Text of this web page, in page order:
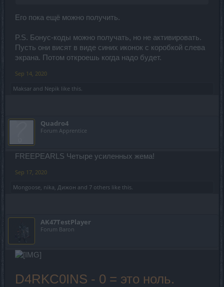
Его пока ещё можно получить.
P.S. Бонус-коды можно получать, но не активировать.
Пусть они висят в виде синих иконок с коробкой слева
экрана. Потом откроешь когда надо будет.
Sep 14, 2020
Maksar and Nepik like this.
Quadro4
Forum Apprentice
FREEPEARLS Четыре усиленных жема!
Sep 17, 2020
Mongoose nika Дижон and 7 others like this.
AK47TestPlayer
Forum Baron
D4RKC0INS - 0 = это ноль.